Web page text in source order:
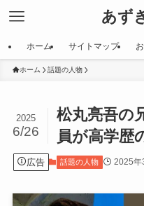
あず
ホーム サイトマップ
ホーム 話題の人物
松丸亮吾の
員が高学歴
2025
6/26
広告 話題の人物 2025年